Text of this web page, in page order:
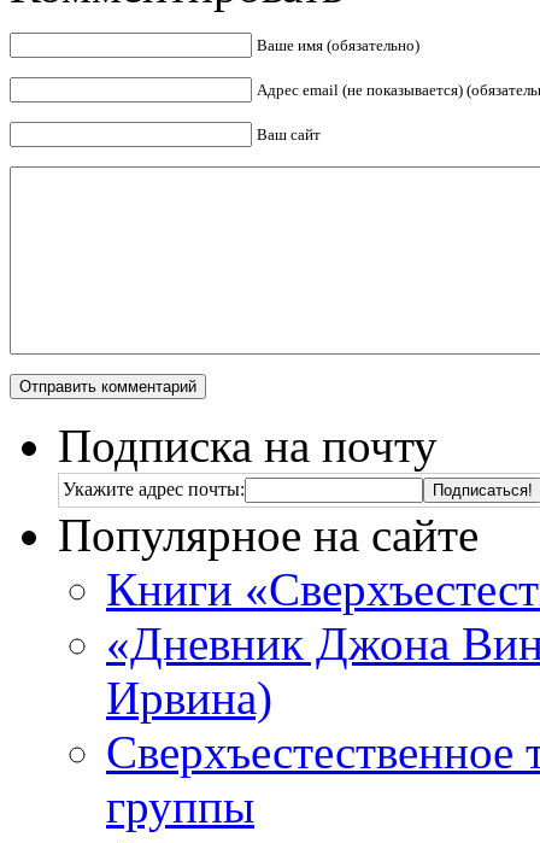
Ваше имя (обязательно)
Адрес email (не показывается)
Ваш сайт
Подписка на почту
Укажите адрес почты:
Популярное на сайте
Книги
«Дневник Джона
Ирвина)
Сверхъестественное
группы